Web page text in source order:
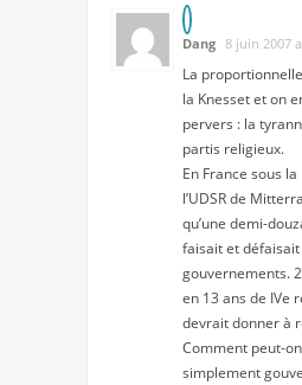
Dang 8 juin 2007
La
la Knesset et on
pervers : la
partis religieux.
En France sous
l’UDSR de
qu’une demi-
faisait et défaisait
gouvernements.
en 13 ans de IVe
devrait donner à
Comment peut-
simplement